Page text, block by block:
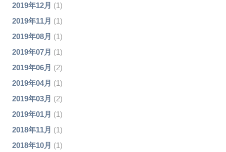
2019年12月 (1)
2019年11月 (1)
2019年08月 (1)
2019年07月 (1)
2019年06月 (2)
2019年04月 (1)
2019年03月 (2)
2019年01月 (1)
2018年11月 (1)
2018年10月 (1)